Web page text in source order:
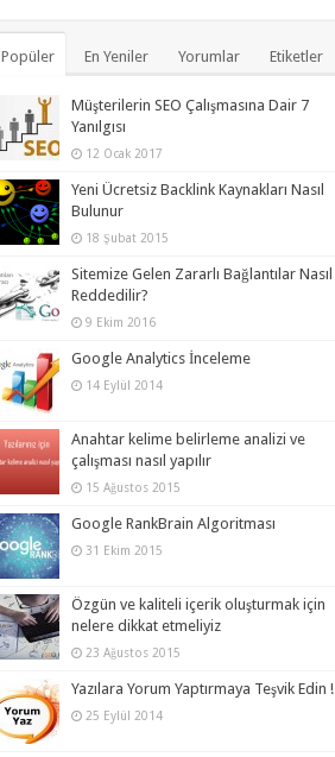
Popüler En Yeniler Yorumlar Etiketler
Müşterilerin SEO Çalışmasına Dair 7
Yanılgısı
12 Ocak 2017
Yeni Ücretsiz Backlink Kaynakları Nasıl
Bulunur
18 Şubat 2015
Sitemize Gelen Zararlı Bağlantılar Nasıl
Reddedilir?
9 Ekim 2016
Google Analytics İnceleme
14 Eylül 2014
Anahtar kelime belirleme analizi ve
çalışması nasıl yapılır
15 Ağustos 2015
Google RankBrain Algoritması
31 Ekim 2015
Özgün ve kaliteli içerik oluşturmak için
nelere dikkat etmeliyiz
23 Ağustos 2015
Yazılara Yorum Yaptırmaya Teşvik Edin !
25 Eylül 2014